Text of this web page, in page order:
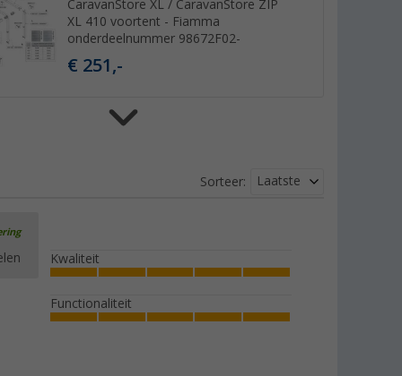
CaravanStore XL / CaravanStore ZIP
XL 410 voortent - Fiamma
onderdeelnummer 98672F02-
€ 251,-
XL 310 voortent - FiammaSorteer: Laatste
Kwaliteit
Functionaliteit